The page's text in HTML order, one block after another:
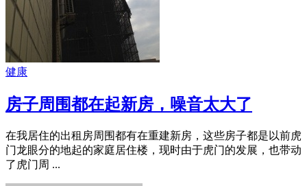
健康
房子周围都在起新房，噪音太大了
在我居住的出租房周围都有在重建新房，这些房子都是以前虎
门龙眼分的地起的家庭居住楼，现时由于虎门的发展，也带动
了虎门周 ...